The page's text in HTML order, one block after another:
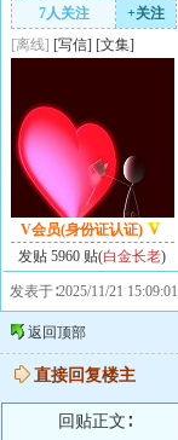
7人关注
+关注
[离线] [写信] [文集]
V会员(身份证认证)
发贴 5960 贴(白金长老)
发表于∶2025/11/21 15:09:01
返回顶部
直接回复楼主
回贴正文∶